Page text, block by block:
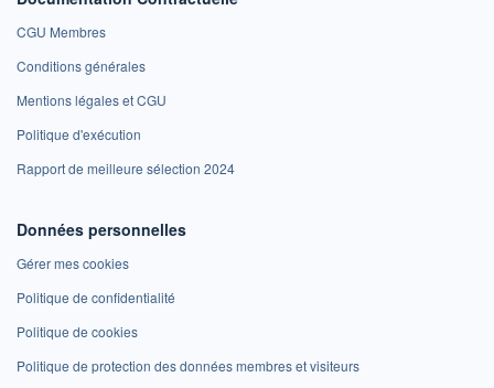
CGU Membres
Conditions générales
Mentions légales et CGU
Politique d'exécution
Rapport de meilleure sélection 2024
Données personnelles
Gérer mes cookies
Politique de confidentialité
Politique de cookies
Politique de protection des données membres et visiteurs